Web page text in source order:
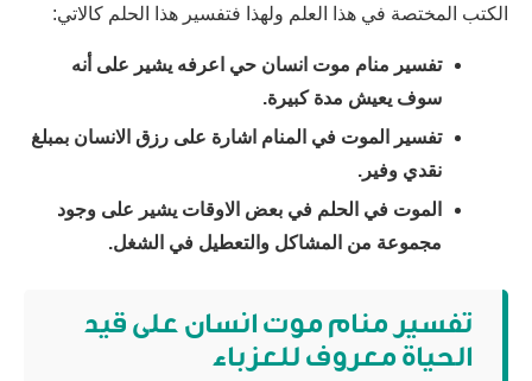
الكتب المختصة في هذا العلم ولهذا فتفسير هذا الحلم كالاتي:
تفسير منام موت انسان حي اعرفه يشير على أنه
سوف يعيش مدة كبيرة.
تفسير الموت في المنام اشارة على رزق الانسان بمبلغ
نقدي وفير.
الموت في الحلم في بعض الاوقات يشير على وجود
مجموعة من المشاكل والتعطيل في الشغل.
تفسير منام موت انسان على قيد
الحياة معروف للعزباء